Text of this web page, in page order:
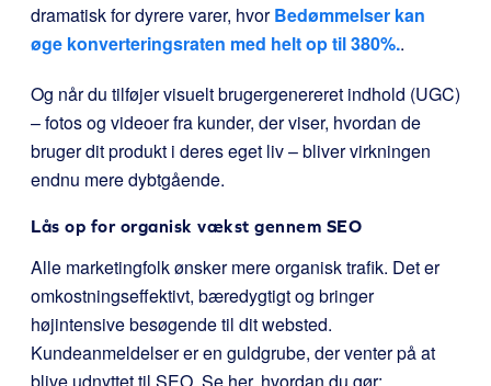
dramatisk for dyrere varer, hvorBedømmelser kan
øge konverteringsraten med helt op til 380%..
Og når du tilføjer visuelt brugergenereret indhold (UGC)
– fotos og videoer fra kunder, der viser, hvordan de
bruger dit produkt i deres eget liv – bliver virkningen
endnu mere dybtgående.
Lås op for organisk vækst gennem SEO
Alle marketingfolk ønsker mere organisk trafik. Det er
omkostningseffektivt, bæredygtigt og bringer
højintensive besøgende til dit websted.
Kundeanmeldelser er en guldgrube, der venter på at
blive udnyttet til SEO. Se her, hvordan du gør: